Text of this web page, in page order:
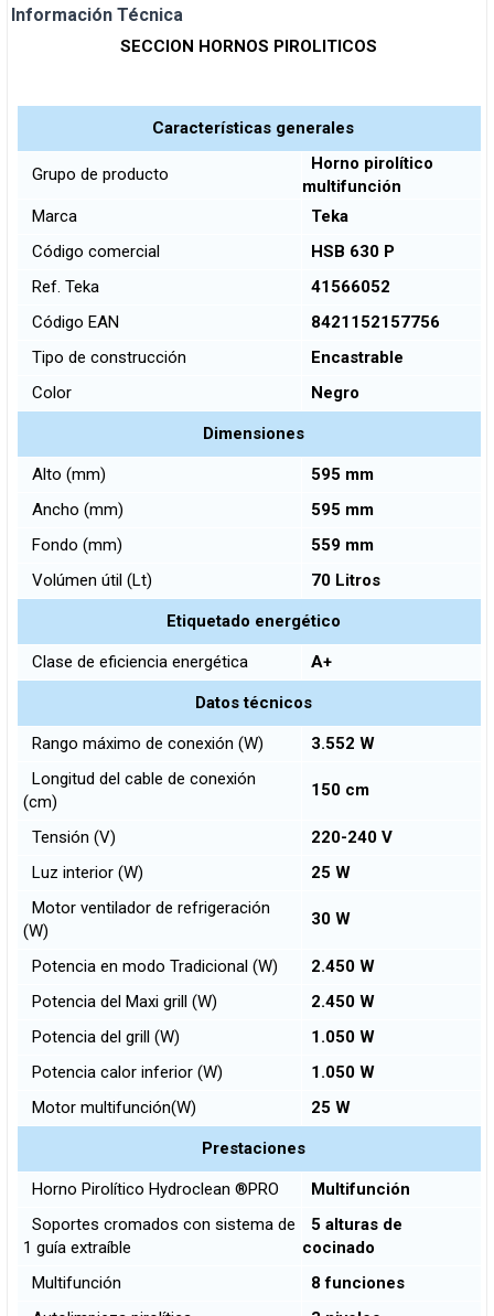
Información Técnica
SECCION HORNOS PIROLITICOS
Características generales
Grupo de producto
Horno pirolítico
multifunción
Marca
Teka
Código comercial
HSB 630 P
Ref. Teka
41566052
Código EAN
8421152157756
Tipo de construcción
Encastrable
Color
Negro
Dimensiones
Alto (mm)
595 mm
Ancho (mm)
595 mm
Fondo (mm)
559 mm
Volúmen útil (Lt)
70 Litros
Etiquetado energético
Clase de eficiencia energética A+
Datos técnicos
Rango máximo de conexión (W)
3.552 W
Longitud del cable de conexión
(cm)
150 cm
Tensión (V)
220-240 V
Luz interior (W)
25 W
Motor ventilador de refrigeración
(W)
30 W
Potencia en modo Tradicional (W)
2.450 W
Potencia del Maxi grill (W)
2.450 W
Potencia del grill (W)
1.050 W
Potencia calor inferior (W)
1.050 W
Motor multifunción(W)
25 W
Prestaciones
Horno Pirolítico Hydroclean ®PRO
Multifunción
Soportes cromados con sistema de
1 guía extraíble
5 alturas de
cocinado
Multifunción
8 funciones